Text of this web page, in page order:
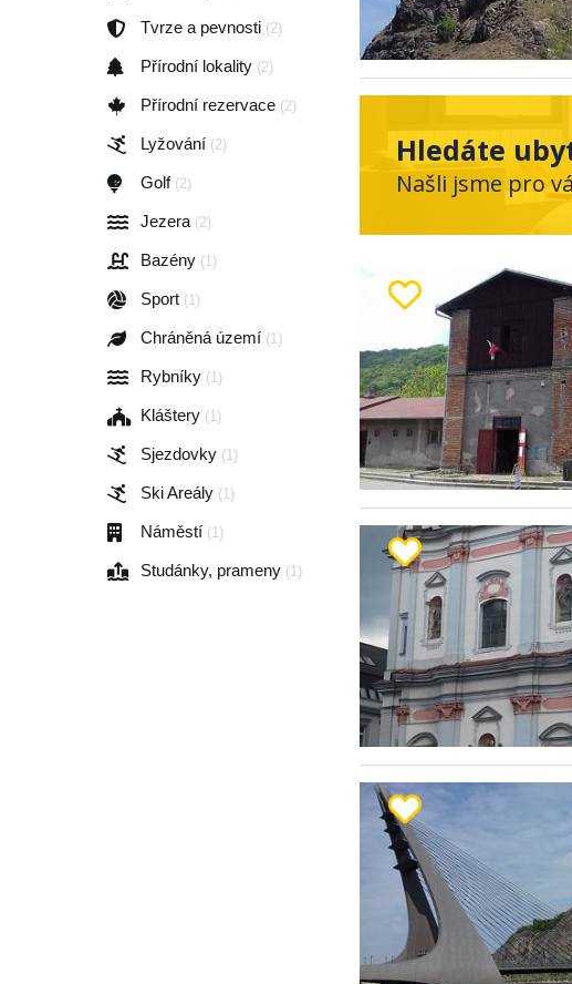
Tvrze a pevnosti (2)
Přírodní lokality (2)
Přírodní rezervace (2)
Lyžování (2)
Golf (2)
Jezera (2)
Bazény (1)
Sport (1)
Chráněná území (1)
Rybníky (1)
Kláštery (1)
Sjezdovky (1)
Ski Areály (1)
Náměstí (1)
Studánky, prameny (1)
Hledáte
Našli jsme pro